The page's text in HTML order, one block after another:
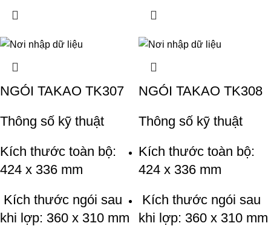
NGÓI TAKAO TK307
Thông số kỹ thuật
Kích thước toàn bộ:
424 x 336 mm
Kích thước ngói sau
khi lợp: 360 x 310 mm
NGÓI TAKAO TK308
Thông số kỹ thuật
Kích thước toàn bộ:
424 x 336 mm
Kích thước ngói sau
khi lợp: 360 x 310 mm